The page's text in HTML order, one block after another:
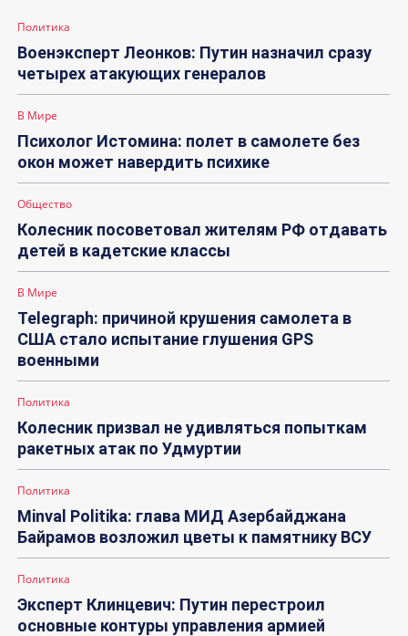
Политика
Военэксперт Леонков: Путин назначил сразу
четырех атакующих генералов
В Мире
Психолог Истомина: полет в самолете без
окон может навердить психике
Общество
Колесник посоветовал жителям РФ отдавать
детей в кадетские классы
В Мире
Telegraph: причиной крушения самолета в
США стало испытание глушения GPS
военными
Политика
Колесник призвал не удивляться попыткам
ракетных атак по Удмуртии
Политика
Minval Politika: глава МИД Азербайджана
Байрамов возложил цветы к памятнику ВСУ
Политика
Эксперт Клинцевич: Путин перестроил
основные контуры управления армией